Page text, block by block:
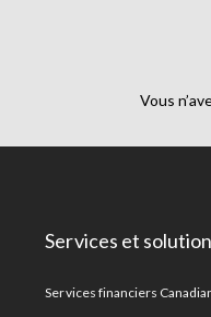
Vous
Services et
Services financiers